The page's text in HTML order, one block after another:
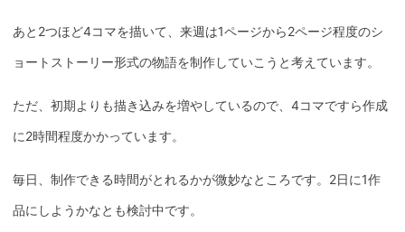
あと2つほど4コマを描いて、来週は1ページから2ページ程度のシ
ョートストーリー形式の物語を制作していこうと考えています。
ただ、初期よりも描き込みを増やしているので、4コマですら作成
に2時間程度かかっています。
毎日、制作できる時間がとれるかが微妙なところです。2日に1作
品にしようかなとも検討中です。